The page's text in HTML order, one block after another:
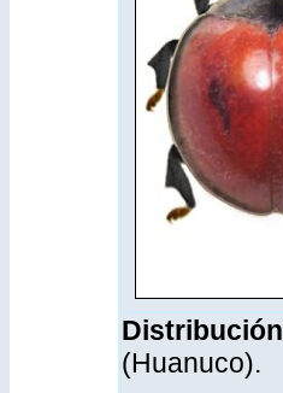
Distribución
(Huanuco).